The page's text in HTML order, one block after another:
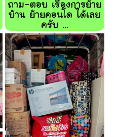
ถาม-ตอบ เรื่องการย้าย
บ้าน ย้ายคอนโด ได้เลย
ครับ ...